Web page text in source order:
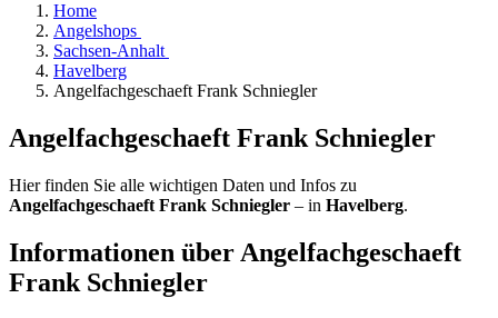
Home
Angelshops
Sachsen-Anhalt
Havelberg
Angelfachgeschaeft Frank Schniegler
Angelfachgeschaeft Frank Schniegler
Hier finden Sie alle wichtigen Daten und Infos zu
Angelfachgeschaeft Frank Schniegler – in Havelberg.
Informationen über Angelfachgeschaeft
Frank Schniegler